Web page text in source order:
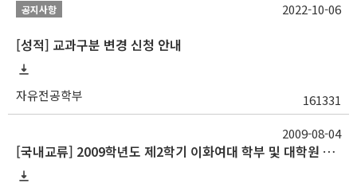
공지사항
[성적] 교과구분 변경 신청 안내
자유전공학부 161331
2022-10-06
[국내교류] 2009학년도 제2학기 이화여대 학부 및 대학원 수학안내
2009-08-04